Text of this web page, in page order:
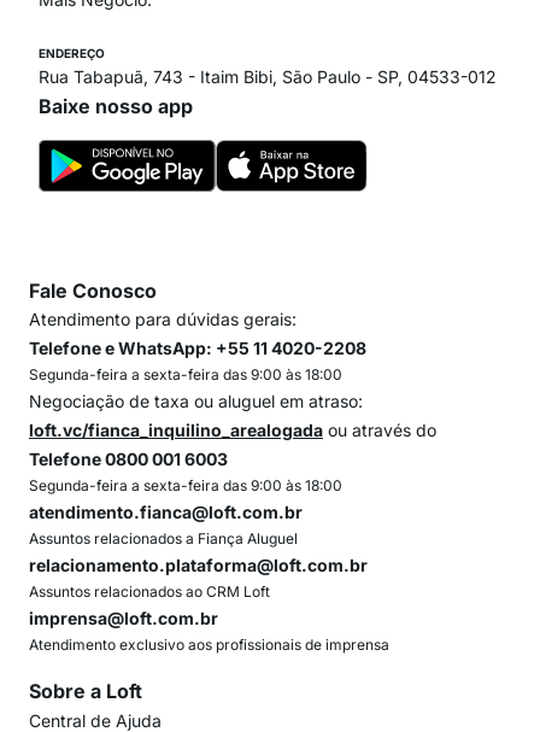
ENDEREÇO
Rua Tabapuã, 743 - Itaim Bibi, São Paulo - SP, 04533-012
Baixe nosso app
Fale Conosco
Atendimento para dúvidas gerais:
Telefone e WhatsApp: +55 11 4020-2208
Segunda-feira a sexta-feira das 9:00 às 18:00
Negociação de taxa ou aluguel em atraso:
loft.vc/fianca_inquilino_arealogada ou através do
Telefone 0800 001 6003
Segunda-feira a sexta-feira das 9:00 às 18:00
atendimento.fianca@loft.com.br
Assuntos relacionados a Fiança Aluguel
relacionamento.plataforma@loft.com.br
Assuntos relacionados ao CRM Loft
imprensa@loft.com.br
Atendimento exclusivo aos profissionais de imprensa
Sobre a Loft
Central de Ajuda